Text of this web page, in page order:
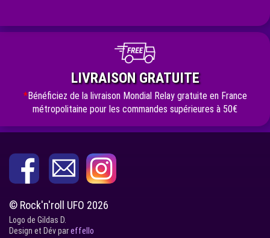
LIVRAISON GRATUITE
*Bénéficiez de la livraison Mondial Relay gratuite en France
métropolitaine pour les commandes supérieures à 50€
© Rock'n'roll UFO 2026
Logo de Gildas D.
Design et Dév pareffello